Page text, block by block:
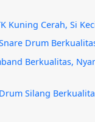
Kuning Cerah, Si
Drum
Berkualitas,
Silang